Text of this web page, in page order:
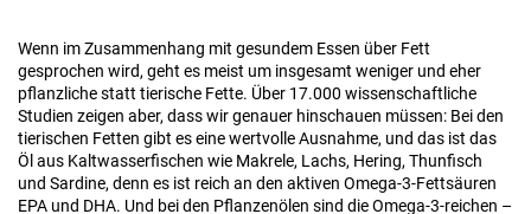
Wenn im Zusammenhang mit gesundem Essen über Fett
gesprochen wird, geht es meist um insgesamt weniger und eher
pflanzliche statt tierische Fette. Über 17.000 wissenschaftliche
Studien zeigen aber, dass wir genauer hinschauen müssen: Bei den
tierischen Fetten gibt es eine wertvolle Ausnahme, und das ist das
Öl aus Kaltwasserfischen wie Makrele, Lachs, Hering, Thunfisch
und Sardine, denn es ist reich an den aktiven Omega-3-Fettsäuren
EPA und DHA. Und bei den Pflanzenölen sind die Omega-3-reichen –